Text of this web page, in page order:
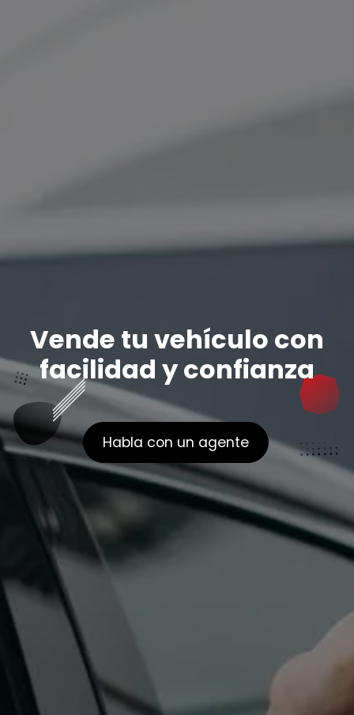
Vende tu vehículo con
facilidad y confianza
Habla con un agente